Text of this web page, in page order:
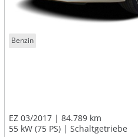
Benzin
EZ 03/2017
84.789 km
55 kW (75 PS)
Schaltgetriebe